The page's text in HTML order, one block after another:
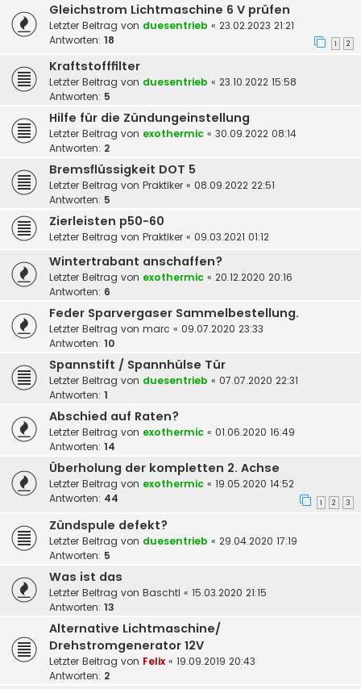
Gleichstrom Lichtmaschine 6 V prüfen
Letzter Beitrag von duesentrieb « 23.02.2023 21:21
Antworten: 18 1 2
Kraftstofffilter
Letzter Beitrag von duesentrieb « 23.10.2022 15:58
Antworten: 5
Hilfe für die Zündungeinstellung
Letzter Beitrag von exothermic « 30.09.2022 08:14
Antworten: 2
Bremsflüssigkeit DOT 5
Letzter Beitrag von Praktiker « 08.09.2022 22:51
Antworten: 5
Zierleisten p50-60
Letzter Beitrag von Praktiker « 09.03.2021 01:12
Wintertrabant anschaffen?
Letzter Beitrag von exothermic « 20.12.2020 20:16
Antworten: 6
Feder Sparvergaser Sammelbestellung.
Letzter Beitrag von marc « 09.07.2020 23:33
Antworten: 10
Spannstift / Spannhülse Tür
Letzter Beitrag von duesentrieb « 07.07.2020 22:31
Antworten: 1
Abschied auf Raten?
Letzter Beitrag von exothermic « 01.06.2020 16:49
Antworten: 14
Überholung der kompletten 2. Achse
Letzter Beitrag von exothermic « 19.05.2020 14:52
Antworten: 44 1 2 3
Zündspule defekt?
Letzter Beitrag von duesentrieb « 29.04.2020 17:19
Antworten: 5
Was ist das
Letzter Beitrag von Baschtl « 15.03.2020 21:15
Antworten: 13
Alternative Lichtmaschine/
Drehstromgenerator 12V
Letzter Beitrag von Felix « 19.09.2019 20:43
Antworten: 2